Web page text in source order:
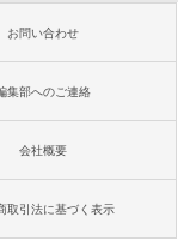
お問い合わせ
集部へのご連絡
会社概要
取引法に基づく表示